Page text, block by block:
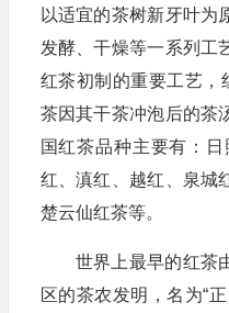
以适宜的茶树新牙叶为
发酵、干燥等一系列工
红茶初制的重要工艺，
茶因其干茶冲泡后的茶
国红茶品种主要有：
红、滇红、越红、泉城
楚云仙红茶等。
世界上最早的红茶
区的茶农发明，名为“